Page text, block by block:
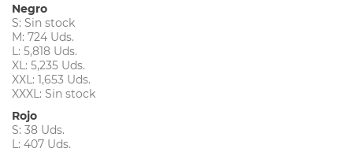
Negro
S: Sin stock
M: 724 Uds.
L: 5,818 Uds.
XL: 5,235 Uds.
XXL: 1,653 Uds.
XXXL: Sin stock
Rojo
S: 38 Uds.
L: 407 Uds.